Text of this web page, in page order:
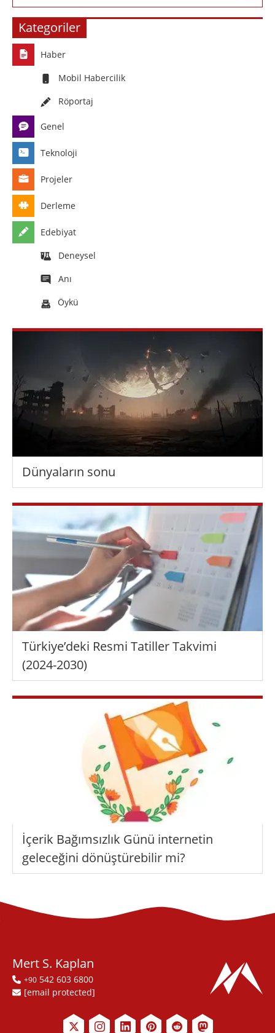
Kategoriler
Haber
Mobil Habercilik
Röportaj
Genel
Teknoloji
Projeler
Derleme
Edebiyat
Deneysel
Anı
Öykü
Dünyaların sonu
Türkiye’deki Resmi Tatiller Takvimi
(2024-2030)
İçerik Bağımsızlık Günü internetin
geleceğini dönüştürebilir mi?
Mert S. Kaplan
+90 542 603 6800
[email protected]